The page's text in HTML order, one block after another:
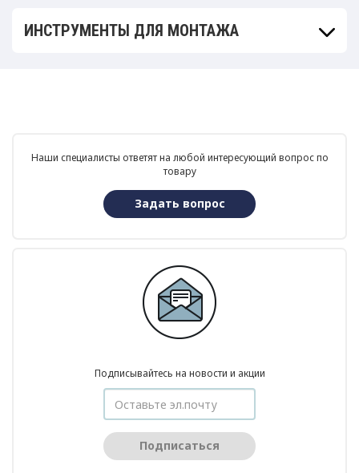
ИНСТРУМЕНТЫ ДЛЯ МОНТАЖА
Наши специалисты ответят на любой интересующий вопрос по
товару
Задать вопрос
Подписывайтесь на новости и акции
Подписаться